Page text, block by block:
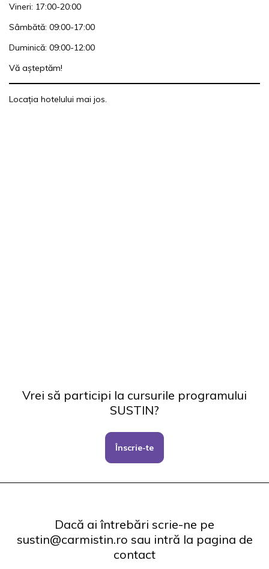
Vineri: 17:00-20:00
Sâmbătă: 09:00-17:00
Duminică: 09:00-12:00
Vă așteptăm!
Locația hotelului mai jos.
Vrei să participi la cursurile programului
SUSTIN?
Înscrie-te
Dacă ai întrebări scrie-ne pe
sustin@carmistin.ro sau intră la pagina de
contact